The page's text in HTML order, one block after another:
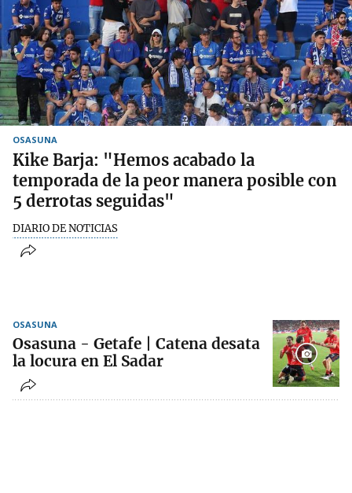
OSASUNA
Kike Barja: "Hemos acabado la
temporada de la peor manera posible con
5 derrotas seguidas"
DIARIO DE NOTICIAS
OSASUNA
Osasuna - Getafe | Catena desata
la locura en El Sadar